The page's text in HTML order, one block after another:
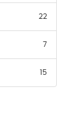
22
7
15